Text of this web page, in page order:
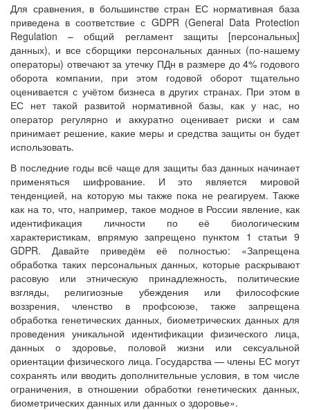
Для сравнения, в большинстве стран ЕС нормативная база
приведена в соответствие с GDPR (General Data Protection
Regulation – общий регламент защиты [персональных]
данных), и все сборщики персональных данных (по-нашему
операторы) отвечают за утечку ПДн в размере до 4% годового
оборота компании, при этом годовой оборот тщательно
оценивается с учётом бизнеса в других странах. При этом в
ЕС нет такой развитой нормативной базы, как у нас, но
оператор регулярно и аккуратно оценивает риски и сам
принимает решение, какие меры и средства защиты он будет
использовать.
В последние годы всё чаще для защиты баз данных начинает
применяться шифрование. И это является мировой
тенденцией, на которую мы также пока не реагируем. Также
как на то, что, например, такое модное в России явление, как
идентификация личности по её биологическим
характеристикам, впрямую запрещено пунктом 1 статьи 9
GDPR. Давайте приведём её полностью: «Запрещена
обработка таких персональных данных, которые раскрывают
расовую или этническую принадлежность, политические
взгляды, религиозные убеждения или философские
воззрения, членство в профсоюзе, также запрещена
обработка генетических данных, биометрических данных для
проведения уникальной идентификации физического лица,
данных о здоровье, половой жизни или сексуальной
ориентации физического лица. Государства — члены ЕС могут
сохранять или вводить дополнительные условия, в том числе
ограничения, в отношении обработки генетических данных,
биометрических данных или данных о здоровье».